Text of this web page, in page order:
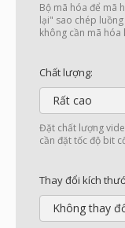
Bộ mã hóa để mã
lại" sao chép
không cần mã hóa
Chất lượng:
Rất cao
Đặt chất lượng
cần đặt tốc độ bit
Thay đổi kích
Không thay